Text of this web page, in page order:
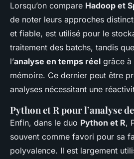
Lorsqu’on compare Hadoop et
de noter leurs approches
et fiable, est utilisé pour le
traitement des batchs, tandis que
l’analyse en temps réel grâce à
mémoire. Ce dernier peut être
analyses nécessitant une
Python et R pour l’analyse
Enfin, dans le duo Python et R,
souvent comme favori pour sa
polyvalence. Il est largement